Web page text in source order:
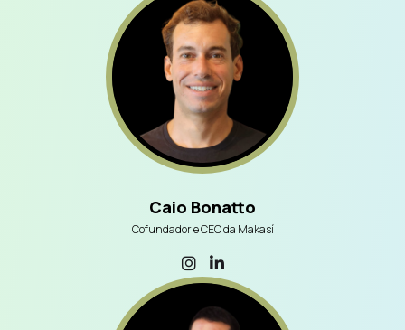
Caio Bonatto
Cofundador e CEO da Makasí